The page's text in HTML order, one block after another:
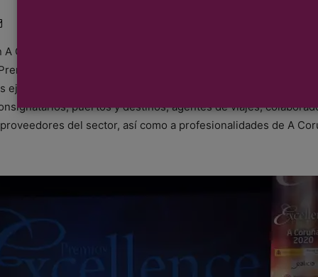
Coruña recibió a cerca de 300 invitados que acudieron a la
Excellence de Cruceros en su décimo tercera edición.
de las compañías navieras de cruceros, así como a
puertos y destinos, agentes de viajes,
del sector, así como a profesionalidades de A